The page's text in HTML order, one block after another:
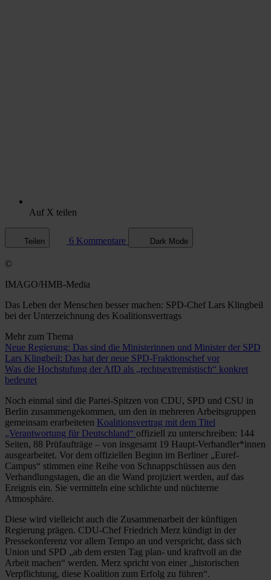
Auf X teilen
Teilen 6 Kommentare Dark Mode
©
IMAGO/HMB-Media
Das Leben der Menschen besser machen: SPD-Chef Lars Klingbeil
bei der Unterzeichnung des Koalitionsvertrags
Mehr zum Thema
Neue Regierung: Das sind die Ministerinnen und Minister der SPD
Lars Klingbeil: Das hat der neue SPD-Fraktionschef vor
Was die Hochstufung der AfD als „rechtsextremistisch“ konkret
bedeutet
Noch einmal sind die Partei-Spitzen von CDU, SPD und CSU in
Berlin zusammengekommen, um den in mehreren Arbeitsgruppen
gemeinsam erarbeiteten Koalitionsvertrag mit dem Titel
„Verantwortung für Deutschland“ offiziell zu unterschreiben: 144
Seiten, 88 Prüfaufträge – von insgesamt 19 Haupt-Verhandler*innen
ausgearbeitet. Vor dem offiziellen Beginn im Berliner „Euref-
Campus“ stimmen eine Reihe von Schnappschüssen aus den
Verhandlungstagen, die an die Wand projiziert werden, auf das
Ereignis ein. Sie vermitteln eine schlichte und nüchterne
Atmosphäre.
Diese wird vielleicht auch die Zusammenarbeit der künftigen
Regierung prägen. CDU-Chef Friedrich Merz kündigt in der
Pressekonferenz vor allem Tempo an und verspricht, dass sich
Union und SPD „ab dem ersten Tag plan- und kraftvoll an die
Arbeit machen“ werden. Merz spricht von einer „historischen
Verpflichtung, diese Koalition zum Erfolg zu führen“.